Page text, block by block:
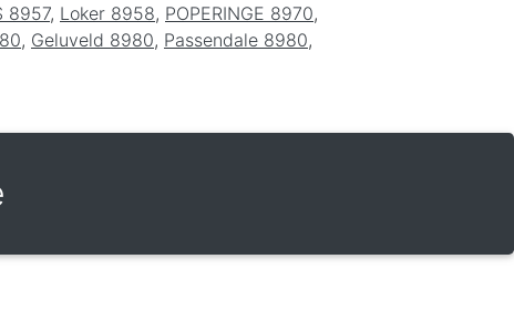
8957, Loker 8958, POPERINGE 8970,
, Geluveld 8980, Passendale 8980,